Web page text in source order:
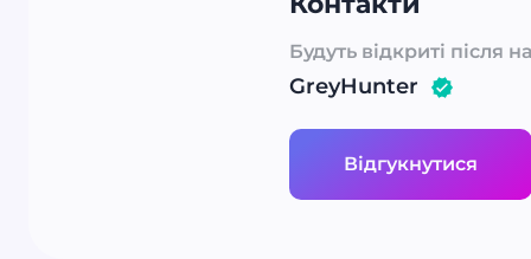
Будуть відкриті після
GreyHunter
Відгукнутися